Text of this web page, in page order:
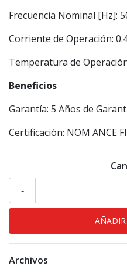
Frecuencia Nominal [Hz]:
Corriente de Operación:
Temperatura de
Beneficios
Garantía: 5 Años de
Certificación: NOM ANCE
-
Archivos